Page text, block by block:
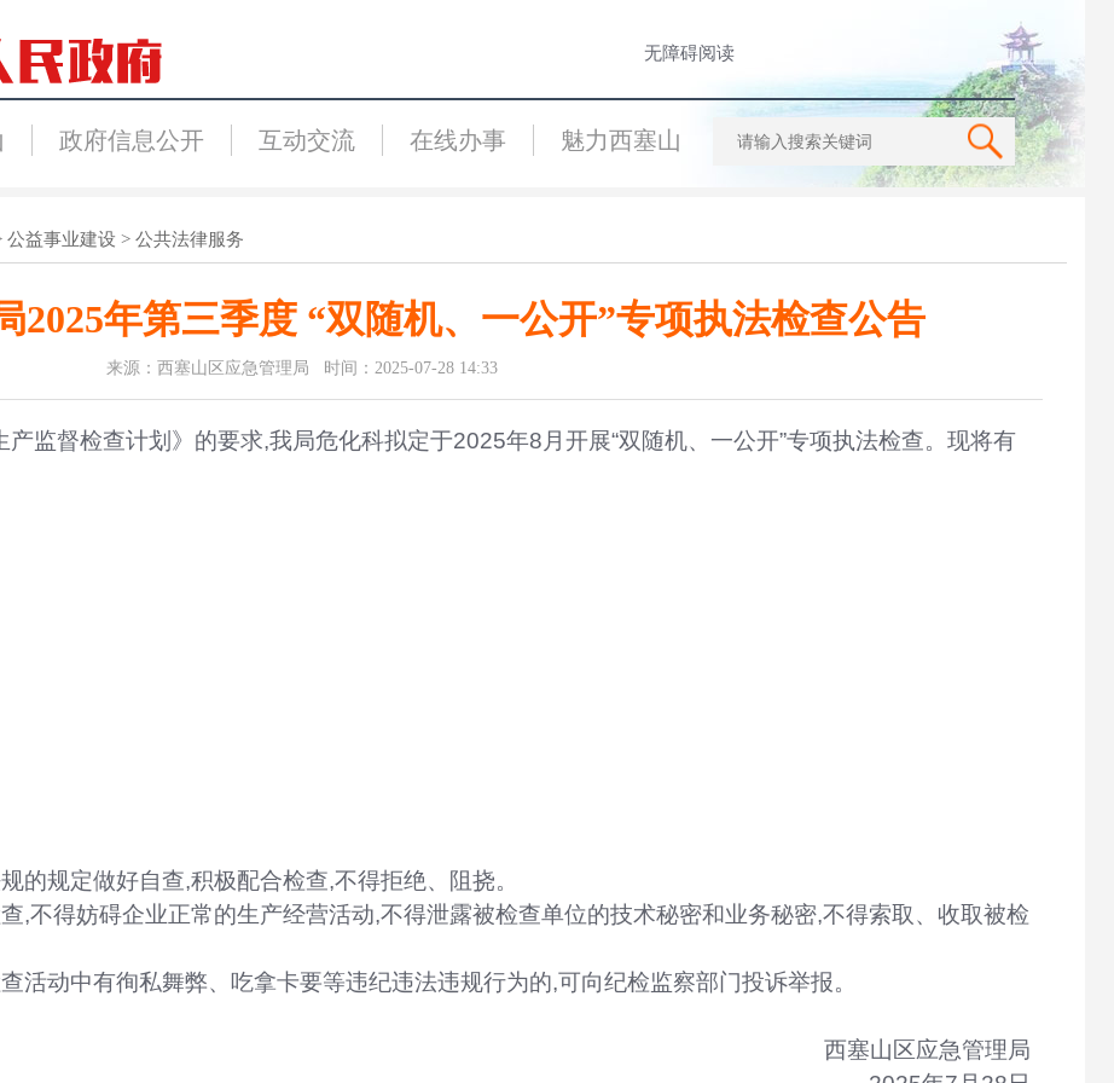
无障碍阅读
政府信息公开 互动交流 在线办事 魅力西塞山
公益事业建设 > 公共法律服务
2025年第三季度 “双随机、一公开”专项执法检查公告
来源：西塞山区应急管理局 时间：2025-07-28 14:33
监督检查计划》的要求,我局危化科拟定于2025年8 月开展“双随机、一公开”专项执法检查。现将有
的规定做好自查,积极配合检查,不得拒绝、阻挠。
,不得妨碍企业正常的生产经营活动,不得泄露被检查单位的技术秘密和业务秘密,不得索取、收取被检
活动中有徇私舞弊、吃拿卡要等违纪违法违规行为的,可向纪检监察部门投诉举报。
西塞山区应急管理局